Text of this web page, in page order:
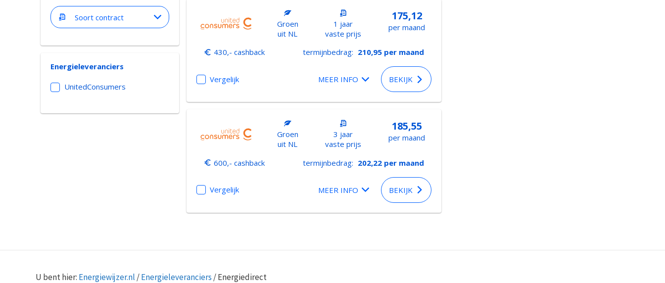
Soort contract
Energieleveranciers
UnitedConsumers
Groen
uit NL
1 jaar
vaste prijs
175,12
per maand
430,- cashback termijnbedrag: 210,95 per maand
Vergelijk MEER INFO BEKIJK
Groen
uit NL
3 jaar
vaste prijs
185,55
per maand
600,- cashback termijnbedrag: 202,22 per maand
Vergelijk MEER INFO BEKIJK
U bent hier: Energiewijzer.nl /Energieleveranciers /Energiedirect